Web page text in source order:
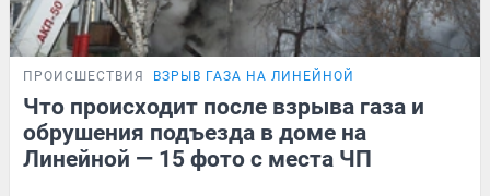
ПРОИСШЕСТВИЯ ВЗРЫВ ГАЗА НА ЛИНЕЙНОЙ
Что происходит после взрыва газа и
обрушения подъезда в доме на
Линейной — 15 фото с места ЧП